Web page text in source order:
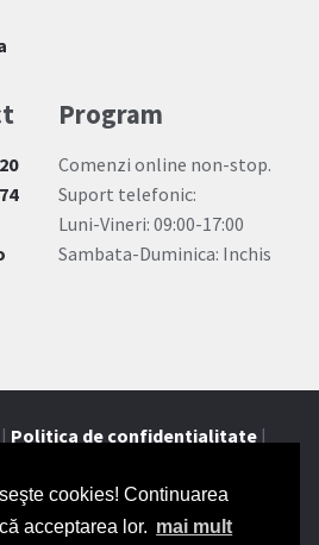
cookies! Continuarea
acceptarea lor. mai mult
Program
Comenzi online non-stop.
Suport telefonic:
Luni-Vineri: 09:00-17:00
Sambata-Duminica: Inchis
Politica de confidentialitate|
oferim serviciile noastre. Utilizand